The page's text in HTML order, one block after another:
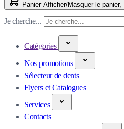
Panier
Je cherche...
Catégories
Nos promotions
Sélecteur de dents
Flyers et Catalogues
Services
Contacts